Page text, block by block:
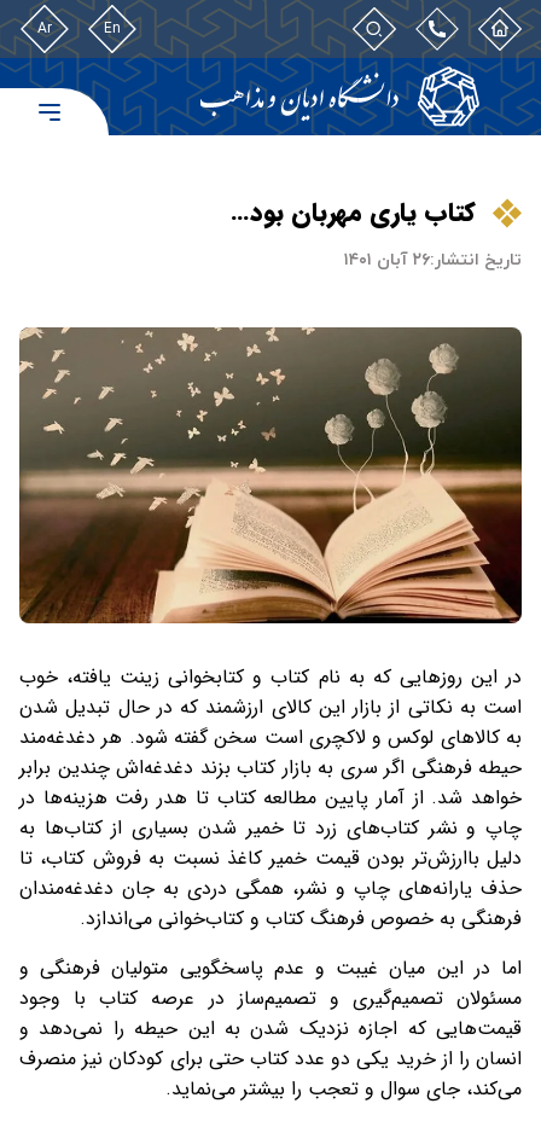
En
Ar
کتاب یاری مهربان بود…
تاریخ انتشار:۲۶ آبان ۱۴۰۱
در این روزهایی که به نام کتاب و کتابخوانی زینت یافته، خوب
است به نکاتی از بازار این کالای ارزشمند که در حال تبدیل شدن
به کالاهای لوکس و لاکچری است سخن گفته شود. هر دغدغه‌مند
حیطه فرهنگی اگر سری به بازار کتاب بزند دغدغه‌اش چندین برابر
خواهد شد. از آمار پایین مطالعه کتاب تا هدر رفت هزینه‌ها در
چاپ و نشر کتاب‌های زرد تا خمیر شدن بسیاری از کتاب‌ها به
دلیل باارزش‌تر بودن قیمت خمیر کاغذ نسبت به فروش کتاب، تا
حذف یارانه‌های چاپ و نشر، همگی دردی به جان دغدغه‌مندان
فرهنگی به خصوص فرهنگ کتاب و کتاب‌خوانی می‌اندازد.
اما در این میان غیبت و عدم پاسخگویی متولیان فرهنگی و
مسئولان تصمیم‌گیری و تصمیم‌ساز در عرصه کتاب با وجود
قیمت‌هایی که اجازه نزدیک شدن به این حیطه را نمی‌دهد و
انسان را از خرید یکی دو عدد کتاب حتی برای کودکان نیز منصرف
می‌کند، جای سوال و تعجب را بیشتر می‌نماید.